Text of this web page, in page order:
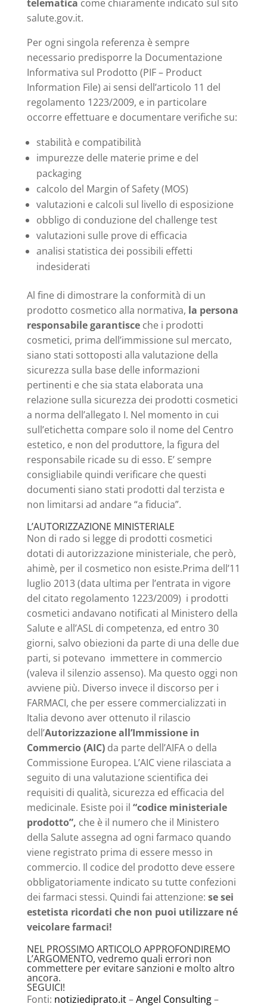
telematica come chiaramente indicato sul sito
salute.gov.it.
Per ogni singola referenza è sempre
necessario predisporre la Documentazione
Informativa sul Prodotto (PIF – Product
Information File) ai sensi dell’articolo 11 del
regolamento 1223/2009, e in particolare
occorre effettuare e documentare verifiche su:
stabilità e compatibilità
impurezze delle materie prime e del
packaging
calcolo del Margin of Safety (MOS)
valutazioni e calcoli sul livello di esposizione
obbligo di conduzione del challenge test
valutazioni sulle prove di efficacia
analisi statistica dei possibili effetti
indesiderati
Al fine di dimostrare la conformità di un
prodotto cosmetico alla normativa, la persona
responsabile garantisceche i prodotti
cosmetici, prima dell’immissione sul mercato,
siano stati sottoposti alla valutazione della
sicurezza sulla base delle informazioni
pertinenti e che sia stata elaborata una
relazione sulla sicurezza dei prodotti cosmetici
a norma dell’allegato I. Nel momento in cui
sull’etichetta compare solo il nome del Centro
estetico, e non del produttore, la figura del
responsabile ricade su di esso. E’ sempre
consigliabile quindi verificare che questi
documenti siano stati prodotti dal terzista e
non limitarsi ad andare “a fiducia”.
L’AUTORIZZAZIONE MINISTERIALE
Non di rado si legge di prodotti cosmetici
dotati di autorizzazione ministeriale, che però,
ahimè, per il cosmetico non esiste.Prima dell’11
luglio 2013 (data ultima per l’entrata in vigore
del citato regolamento 1223/2009) i prodotti
cosmetici andavano notificati al Ministero della
Salute e all’ASL di competenza, ed entro 30
giorni, salvo obiezioni da parte di una delle due
parti, si potevano immettere in commercio
(valeva il silenzio assenso). Ma questo oggi non
avviene più. Diverso invece il discorso per i
FARMACI, che per essere commercializzati in
Italia devono aver ottenuto il rilascio
dell’Autorizzazione all’Immissione in
Commercio (AIC)da parte dell’AIFA o della
Commissione Europea. L’AIC viene rilasciata a
seguito di una valutazione scientifica dei
requisiti di qualità, sicurezza ed efficacia del
medicinale. Esiste poi il “codice ministeriale
prodotto”, che è il numero che il Ministero
della Salute assegna ad ogni farmaco quando
viene registrato prima di essere messo in
commercio. Il codice del prodotto deve essere
obbligatoriamente indicato su tutte confezioni
dei farmaci stessi. Quindi fai attenzione: se sei
estetista ricordati che non puoi utilizzare né
veicolare farmaci!
NEL PROSSIMO ARTICOLO APPROFONDIREMO
L’ARGOMENTO, vedremo quali errori non
commettere per evitare sanzioni e molto altro
ancora.
SEGUICI!
Fonti: notiziediprato.it–Angel Consulting–